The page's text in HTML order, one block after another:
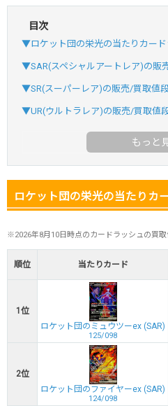
TORAオリパ
・新規登録で最大
初回登
TORAオ
目次
▼ロケット団の栄光の当たりカー
▼SAR(スペシャルアートレア)の販
▼SR(スーパーレア)の販売/買取値
▼UR(ウルトラレア)の販売/買取値
ロケット団の栄光の当たりカ
※2026年8月10日時点のカードラッシュの買取
順位 当たりカード
1位
ロケット団のミュウツーex (SAR)
125/098
2位
ロケット団のファイヤーex (SAR)
124/098